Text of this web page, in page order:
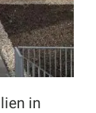
in